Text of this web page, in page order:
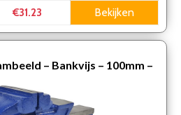
€31.23 Bekijken
– Bankvijs – 100mm –
blauw